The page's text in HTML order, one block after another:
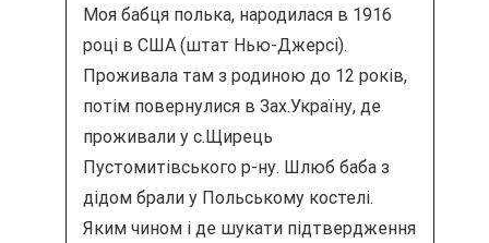
Моя бабця полька, народилася в 1916
році в США (штат Нью-Джерсі).
Проживала там з родиною до 12 років,
потім повернулися в Зах.Україну, де
проживали у с.Щирець
Пустомитівського р-ну. Шлюб баба з
дідом брали у Польському костелі.
Яким чином і де шукати підтвердження